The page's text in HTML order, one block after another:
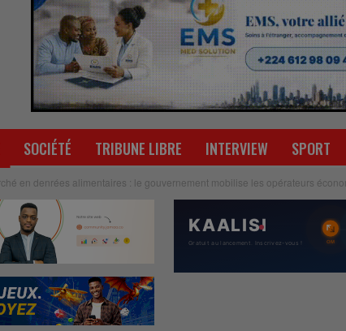
SOCIÉTÉ TRIBUNE LIBRE INTERVIEW SPORT
en denrées alimentaires : le gouvernement mobilise les opérateurs